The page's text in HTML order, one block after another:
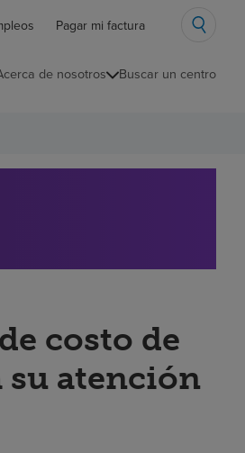
Pagar mi factura
de nosotros Buscar un centro
costo de
su atención